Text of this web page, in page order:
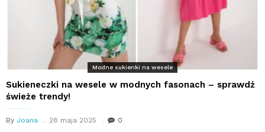
Modne sukienki na wesele
Sukieneczki na wesele w modnych fasonach – sprawdź
świeże trendy!
By Joana 28 maja 2025 0